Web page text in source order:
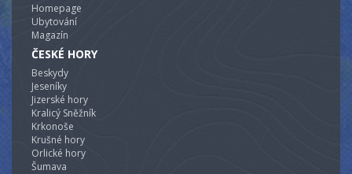
Homepage
Ubytování
Magazín
ČESKÉ HORY
Beskydy
Jeseníky
Jizerské hory
Kralicý Sněžník
Krkonoše
Krušné hory
Orlické hory
Šumava